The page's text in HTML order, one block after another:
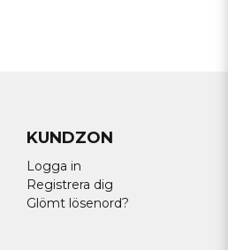
KUNDZON
Logga in
Registrera dig
Glömt lösenord?